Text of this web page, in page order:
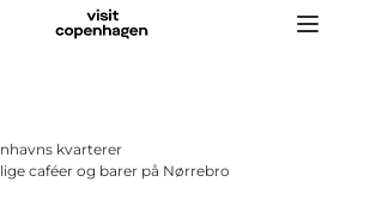
kvarterer
caféer og barer på Nørrebro